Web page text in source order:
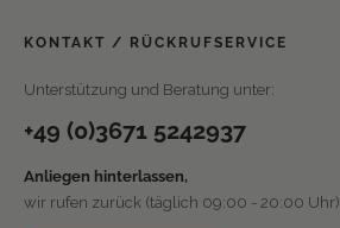
KONTAKT / RÜCKRUFSERVICE
Unterstützung und Beratung unter:
+49 (0)3671 5242937
Anliegen hinterlassen,
wir rufen zurück (täglich 09:00 - 20:00 Uhr)